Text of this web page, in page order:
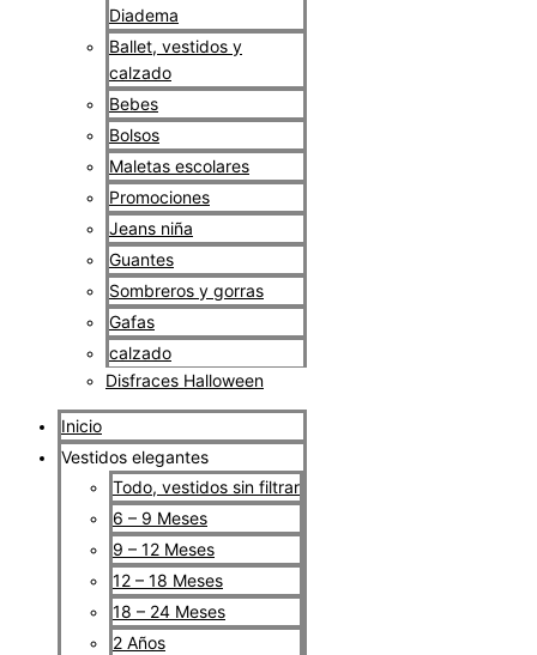
Diadema
Ballet, vestidos y
calzado
Bebes
Bolsos
Maletas escolares
Promociones
Jeans niña
Guantes
Sombreros y gorras
Gafas
calzado
Disfraces Halloween
Inicio
Vestidos elegantes
Todo, vestidos sin filtrar
6 – 9 Meses
9 – 12 Meses
12 – 18 Meses
18 – 24 Meses
2 Años